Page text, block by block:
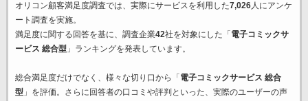
オリコン顧客満足度調査では、実際にサービスを利用した7,026人にアンケ
ート調査を実施。
満足度に関する回答を基に、調査企業42社を対象にした「 電子コミックサ
ービス 総合型」ランキングを発表しています。
総合満足度だけでなく、様々な切り口から「 電子コミックサービス 総合
型」を評価。さらに回答者の口コミや評判といった、実際のユーザーの声